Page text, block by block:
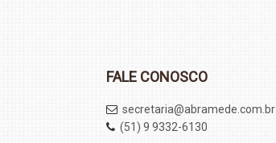
FALE CONOSCO
secretaria@abramede.com.br
(51) 9 9332-6130